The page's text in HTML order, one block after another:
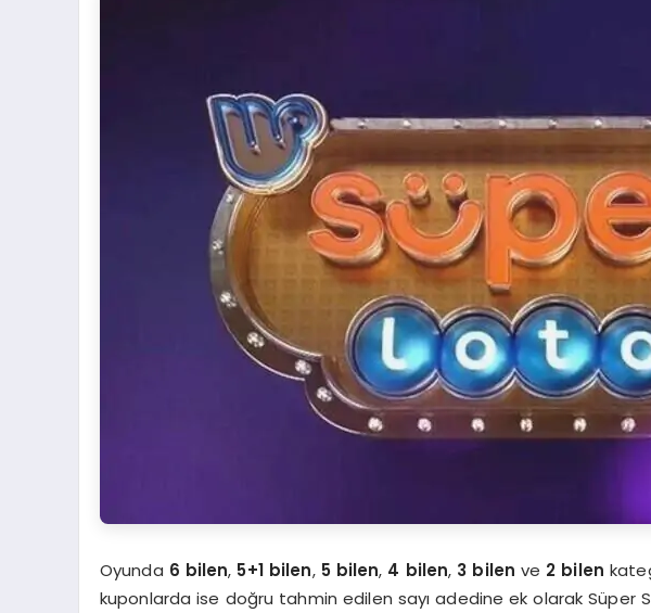
Oyunda 6 bilen, 5+1 bilen, 5 bilen, 4 bilen, 3 bilen ve 2 bilen
kuponlarda ise doğru tahmin edilen sayı adedine ek olarak Süper